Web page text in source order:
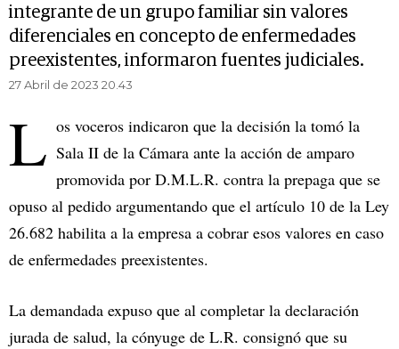
integrante de un grupo familiar sin valores
diferenciales en concepto de enfermedades
preexistentes, informaron fuentes judiciales.
27 Abril de 2023 20.43
L os voceros indicaron que la decisión la tomó la
Sala II de la Cámara ante la acción de amparo
promovida por D.M.L.R. contra la prepaga que se
opuso al pedido argumentando que el artículo 10 de la Ley
26.682 habilita a la empresa a cobrar esos valores en caso
de enfermedades preexistentes.
La demandada expuso que al completar la declaración
jurada de salud, la cónyuge de L.R. consignó que su